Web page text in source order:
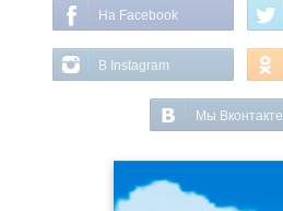
На Facebook
В Instagram
Мы Вконтакте